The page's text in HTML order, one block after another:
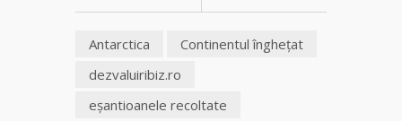
Antarctica
Continentul îngheţat
dezvaluiribiz.ro
eşantioanele recoltate